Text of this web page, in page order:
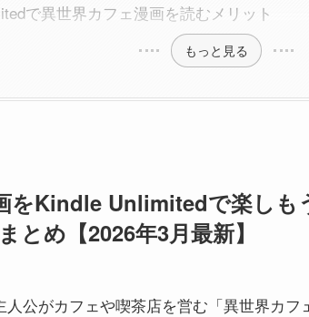
で異世界カフェ漫画を読むメリット
もっと見る
をKindle Unlimitedで楽しも
とめ【2026年3月最新】
公がカフェや喫茶店を営む「異世界カ